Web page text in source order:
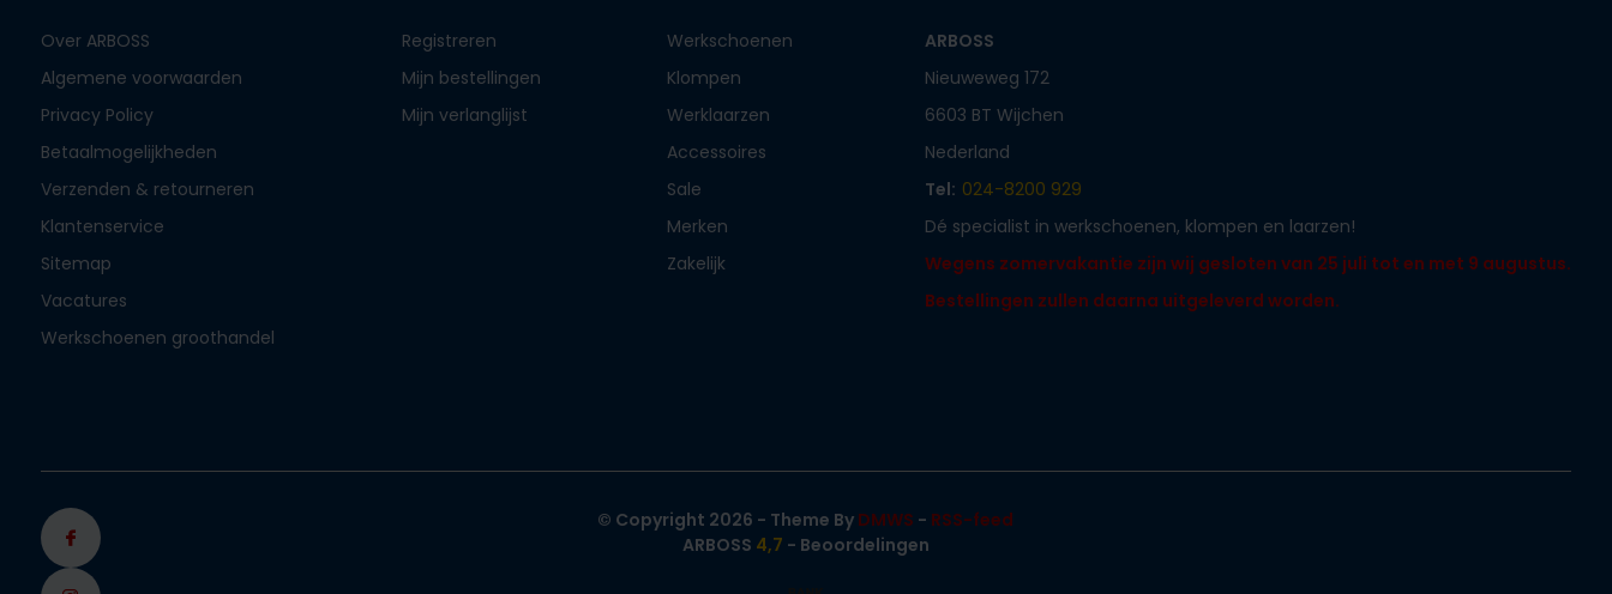
Over ARBOSS
Algemene voorwaarden
Privacy Policy
Betaalmogelijkheden
Verzenden & retourneren
Klantenservice
Sitemap
Vacatures
Werkschoenen groothandel
Registreren
Mijn bestellingen
Mijn verlanglijst
Werkschoenen
Klompen
Werklaarzen
Accessoires
Sale
Merken
Zakelijk
ARBOSS
Nieuweweg 172
6603 BT Wijchen
Nederland
Tel: 024-8200 929
Dé specialist in werkschoenen, klompen en laarzen!
Wegens zomervakantie zijn wij gesloten van 25 juli tot en met 9 augustus.
Bestellingen zullen daarna uitgeleverd worden.
© Copyright 2026 - Theme By DMWS - RSS-feed
ARBOSS 4,7 - Beoordelingen